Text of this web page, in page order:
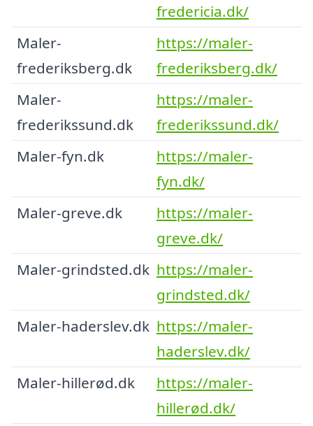
fredericia.dk/
Maler-
frederiksberg.dk
https://maler-
frederiksberg.dk/
Maler-
frederikssund.dk
https://maler-
frederikssund.dk/
Maler-fyn.dk
https://maler-
fyn.dk/
Maler-greve.dk
https://maler-
greve.dk/
Maler-grindsted.dk https://maler-
grindsted.dk/
Maler-haderslev.dk https://maler-
haderslev.dk/
Maler-hillerød.dk
https://maler-
hillerød.dk/